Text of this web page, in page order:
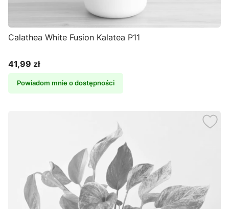
Calathea White Fusion Kalatea P11
Cena
41,99 zł
Powiadom mnie o dostępności